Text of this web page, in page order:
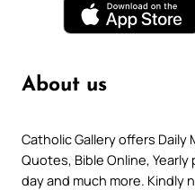
About us
Catholic Gallery offers Daily
Quotes, Bible Online,
day and much more. Kindly